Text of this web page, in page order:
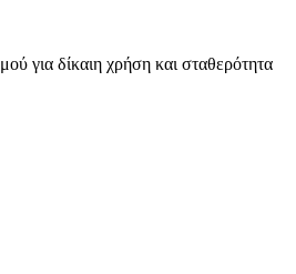
για δίκαιη χρήση και σταθερότητα